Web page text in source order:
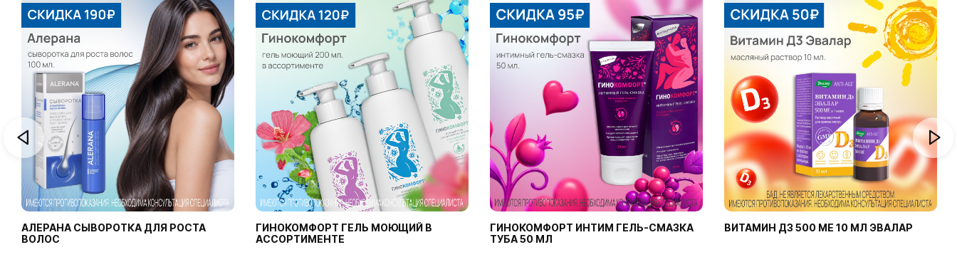
АЛЕРАНА СЫВОРОТКА ДЛЯ РОСТА
ВОЛОС
ГИНОКОМФОРТ ГЕЛЬ МОЮЩИЙ В
АССОРТИМЕНТЕ
ГИНОКОМФОРТ ИНТИМ ГЕЛЬ-СМАЗКА
ТУБА 50 МЛ
ВИТАМИН Д3 500 МЕ 10 МЛ ЭВАЛАР